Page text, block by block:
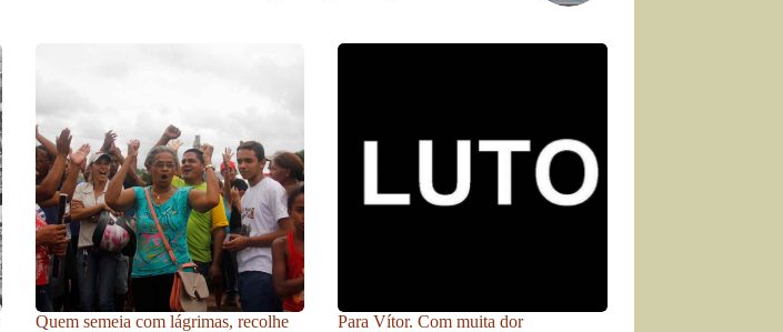
Quem semeia com lágrimas, recolhe Para Vítor. Com muita dor